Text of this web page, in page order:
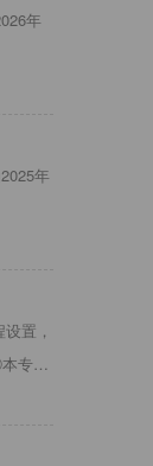
年
年
置，
专业